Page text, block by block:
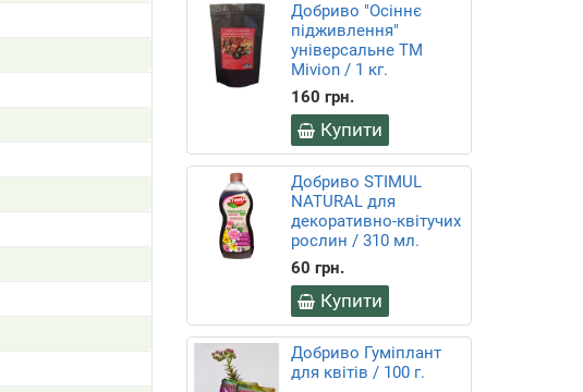
Добриво "Осіннє
підживлення"
універсальне ТМ
Mivion / 1 кг.
160 грн.
Купити
Добриво STIMUL
NATURAL для
декоративно-квітучих
рослин / 310 мл.
60 грн.
Купити
Добриво Гуміплант
для квітів / 100 г.